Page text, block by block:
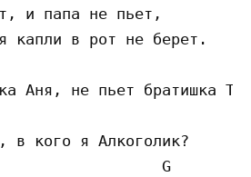
и папа не пьет,
капли в рот не берет.
Аня, не пьет братишка
в кого я Алкоголик?
G